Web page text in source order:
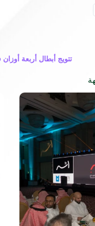
تتويج أبطال أربعة